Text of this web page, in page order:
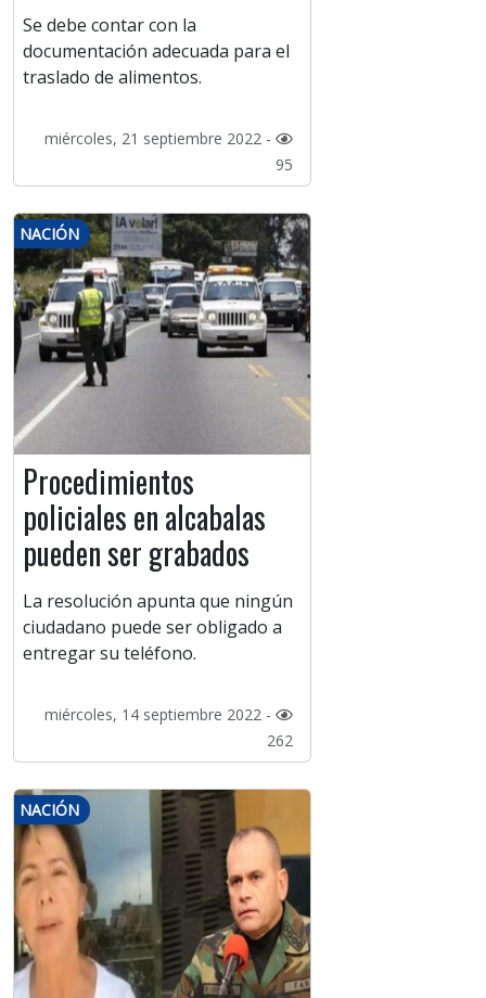
Se debe contar con la
documentación adecuada para el
traslado de alimentos.
miércoles, 21 septiembre 2022 -
95
NACIÓN
Procedimientos
policiales en alcabalas
pueden ser grabados
La resolución apunta que ningún
ciudadano puede ser obligado a
entregar su teléfono.
miércoles, 14 septiembre 2022 -
262
NACIÓN